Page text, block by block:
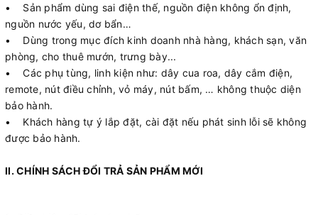
• Sản phẩm dùng sai điện thế, nguồn điện không ổn định,
nguồn nước yếu, dơ bẩn…
• Dùng trong mục đích kinh doanh nhà hàng, khách sạn, văn
phòng, cho thuê mướn, trưng bày...
• Các phụ tùng, linh kiện như: dây cua roa, dây cắm điện,
remote, nút điều chỉnh, vỏ máy, nút bấm, … không thuộc diện
bảo hành.
• Khách hàng tự ý lắp đặt, cài đặt nếu phát sinh lỗi sẽ không
được bảo hành.
II. CHÍNH SÁCH ĐỔI TRẢ SẢN PHẨM MỚI